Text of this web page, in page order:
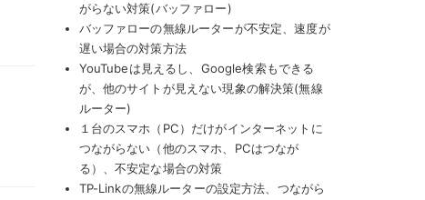
がらない対策(バッファロー)
バッファローの無線ルーターが不安定、速度が
遅い場合の対策方法
YouTubeは見えるし、Google検索もできる
が、他のサイトが見えない現象の解決策(無線
ルーター)
１台のスマホ（PC）だけがインターネットに
つながらない（他のスマホ、PCはつなが
る）、不安定な場合の対策
TP-Linkの無線ルーターの設定方法、つながら